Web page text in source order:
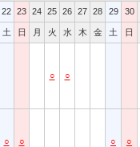
22 23 24 25 26 27 28 29 30
土 日 月 火 水 木 金 土 日
○ ○
○ ○ ○ ○